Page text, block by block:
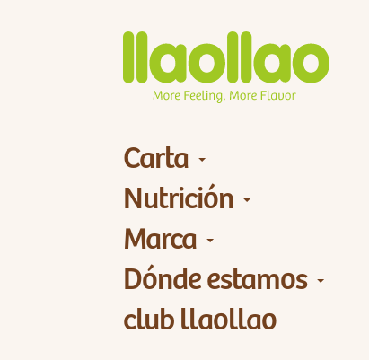
Carta
Nutrición
Marca
Dónde estamos
club llaollao